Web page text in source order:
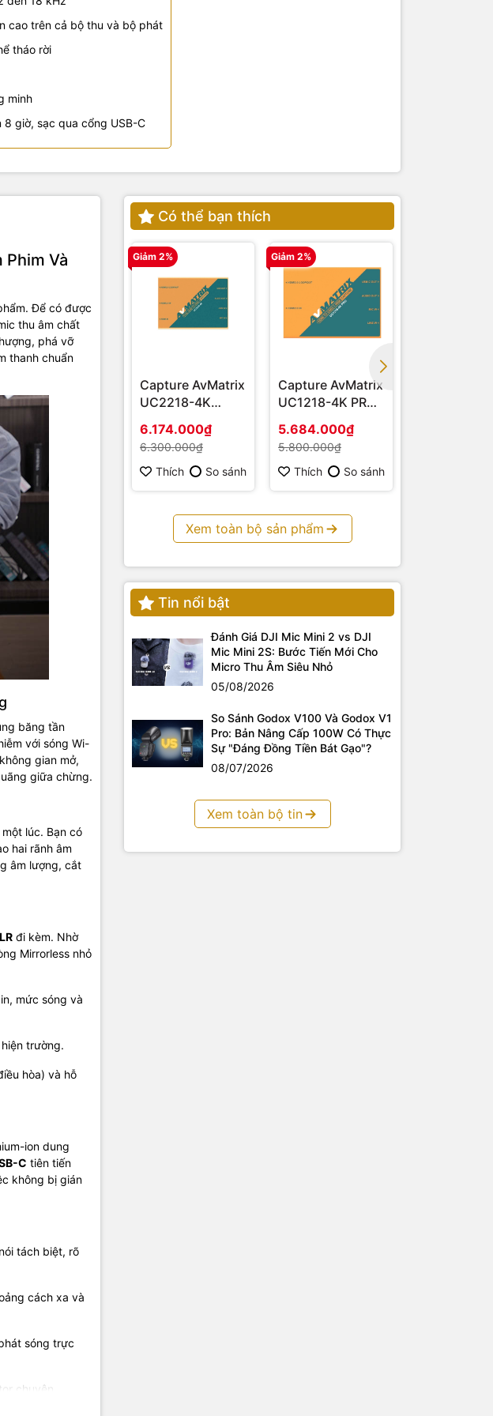
cao trên cả bộ thu và bộ phát
tháo rời
minh
8 giờ, sạc qua cổng USB-C
Phim Và
Để có được
thu âm chất
phá vỡ
thanh chuẩn
băng tần
với sóng Wi-
gian mở,
giữa chừng.
lúc. Bạn có
hai rãnh âm
âm lượng, cắt
đi kèm. Nhờ
Mirrorless nhỏ
mức sóng và
trường.
hòa) và hỗ
ion dung
C tiên tiến
không bị gián
tách biệt, rõ
cách xa và
sóng trực
chuyên
Có thể bạn thích
Giảm 2%
Capture AvMatrix
UC2218-4K
6.174.000₫
6.300.000₫
Thích
So sánh
Giảm 2%
Capture AvMatrix
UC1218-4K PRO -
5.684.000₫
5.800.000₫
Thích
So sánh
Xem toàn bộ sản phẩm
Tin nổi bật
Đánh Giá DJI Mic Mini 2 vs DJI
Mic Mini 2S: Bước Tiến Mới Cho
Micro Thu Âm Siêu Nhỏ
05/08/2026
So Sánh Godox V100 Và Godox V1
Pro: Bản Nâng Cấp 100W Có Thực
Sự "Đáng Đồng Tiền Bát Gạo"?
08/07/2026
Xem toàn bộ tin